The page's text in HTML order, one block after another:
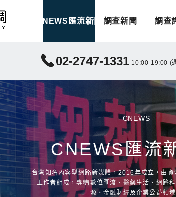
CNEWS匯流新聞 調查新聞 調查
02-2747-1331 10:00-19:00 (
CNEWS
CNEWS匯流
台灣知名內容型網路新媒體，2016年成立，由
工作者組成，專精數位匯流、醫藥生活、網路
源、金融財經及企業公益領